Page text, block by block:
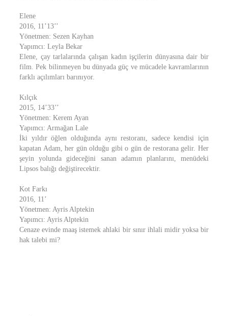
Elene
2016, 11’13’’
Yönetmen: Sezen Kayhan
Yapımcı: Leyla Bekar
Elene, çay tarlalarında çalışan kadın işçilerin dünyasına dair bir
film. Pek bilinmeyen bu dünyada güç ve mücadele kavramlarının
farklı açılımları barınıyor.
Kılçık
2015, 14’33’’
Yönetmen: Kerem Ayan
Yapımcı: Armağan Lale
İki yıldır öğlen olduğunda aynı restoranı, sadece kendisi için
kapatan Adam, her gün olduğu gibi o gün de restorana gelir. Her
şeyin yolunda gideceğini sanan adamın planlarını, menüdeki
Lipsos balığı değiştirecektir.
Kot Farkı
2016, 11’
Yönetmen: Ayris Alptekin
Yapımcı: Ayris Alptekin
Cenaze evinde maaş istemek ahlaki bir sınır ihlali midir yoksa bir
hak talebi mi?